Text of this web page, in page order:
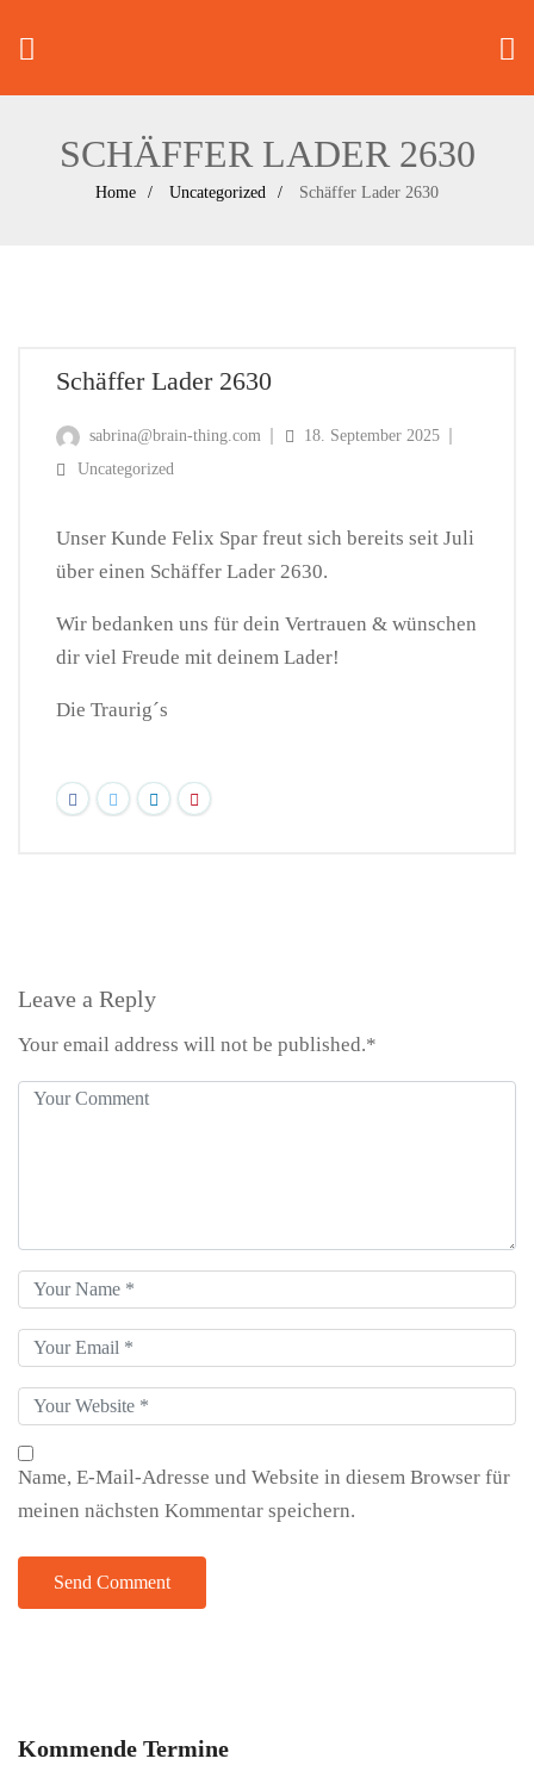
SCHÄFFER LADER 2630
Home Uncategorized Schäffer Lader 2630
Schäffer Lader 2630
sabrina@brain-thing.com
18. September 2025
Uncategorized
Unser Kunde Felix Spar freut sich bereits seit Juli
über einen Schäffer Lader 2630.
Wir bedanken uns für dein Vertrauen & wünschen
dir viel Freude mit deinem Lader!
Die Traurig´s
Leave a Reply
Your email address will not be published.*
Name, E-Mail-Adresse und Website in diesem Browser für
meinen nächsten Kommentar speichern.
Kommende Termine